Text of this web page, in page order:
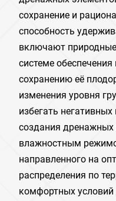
сохранение и
способность
включают
системе
сохранению её
изменения уровня
избегать
создания дренажных
влажностным
направленного на
распределения по
комфортных